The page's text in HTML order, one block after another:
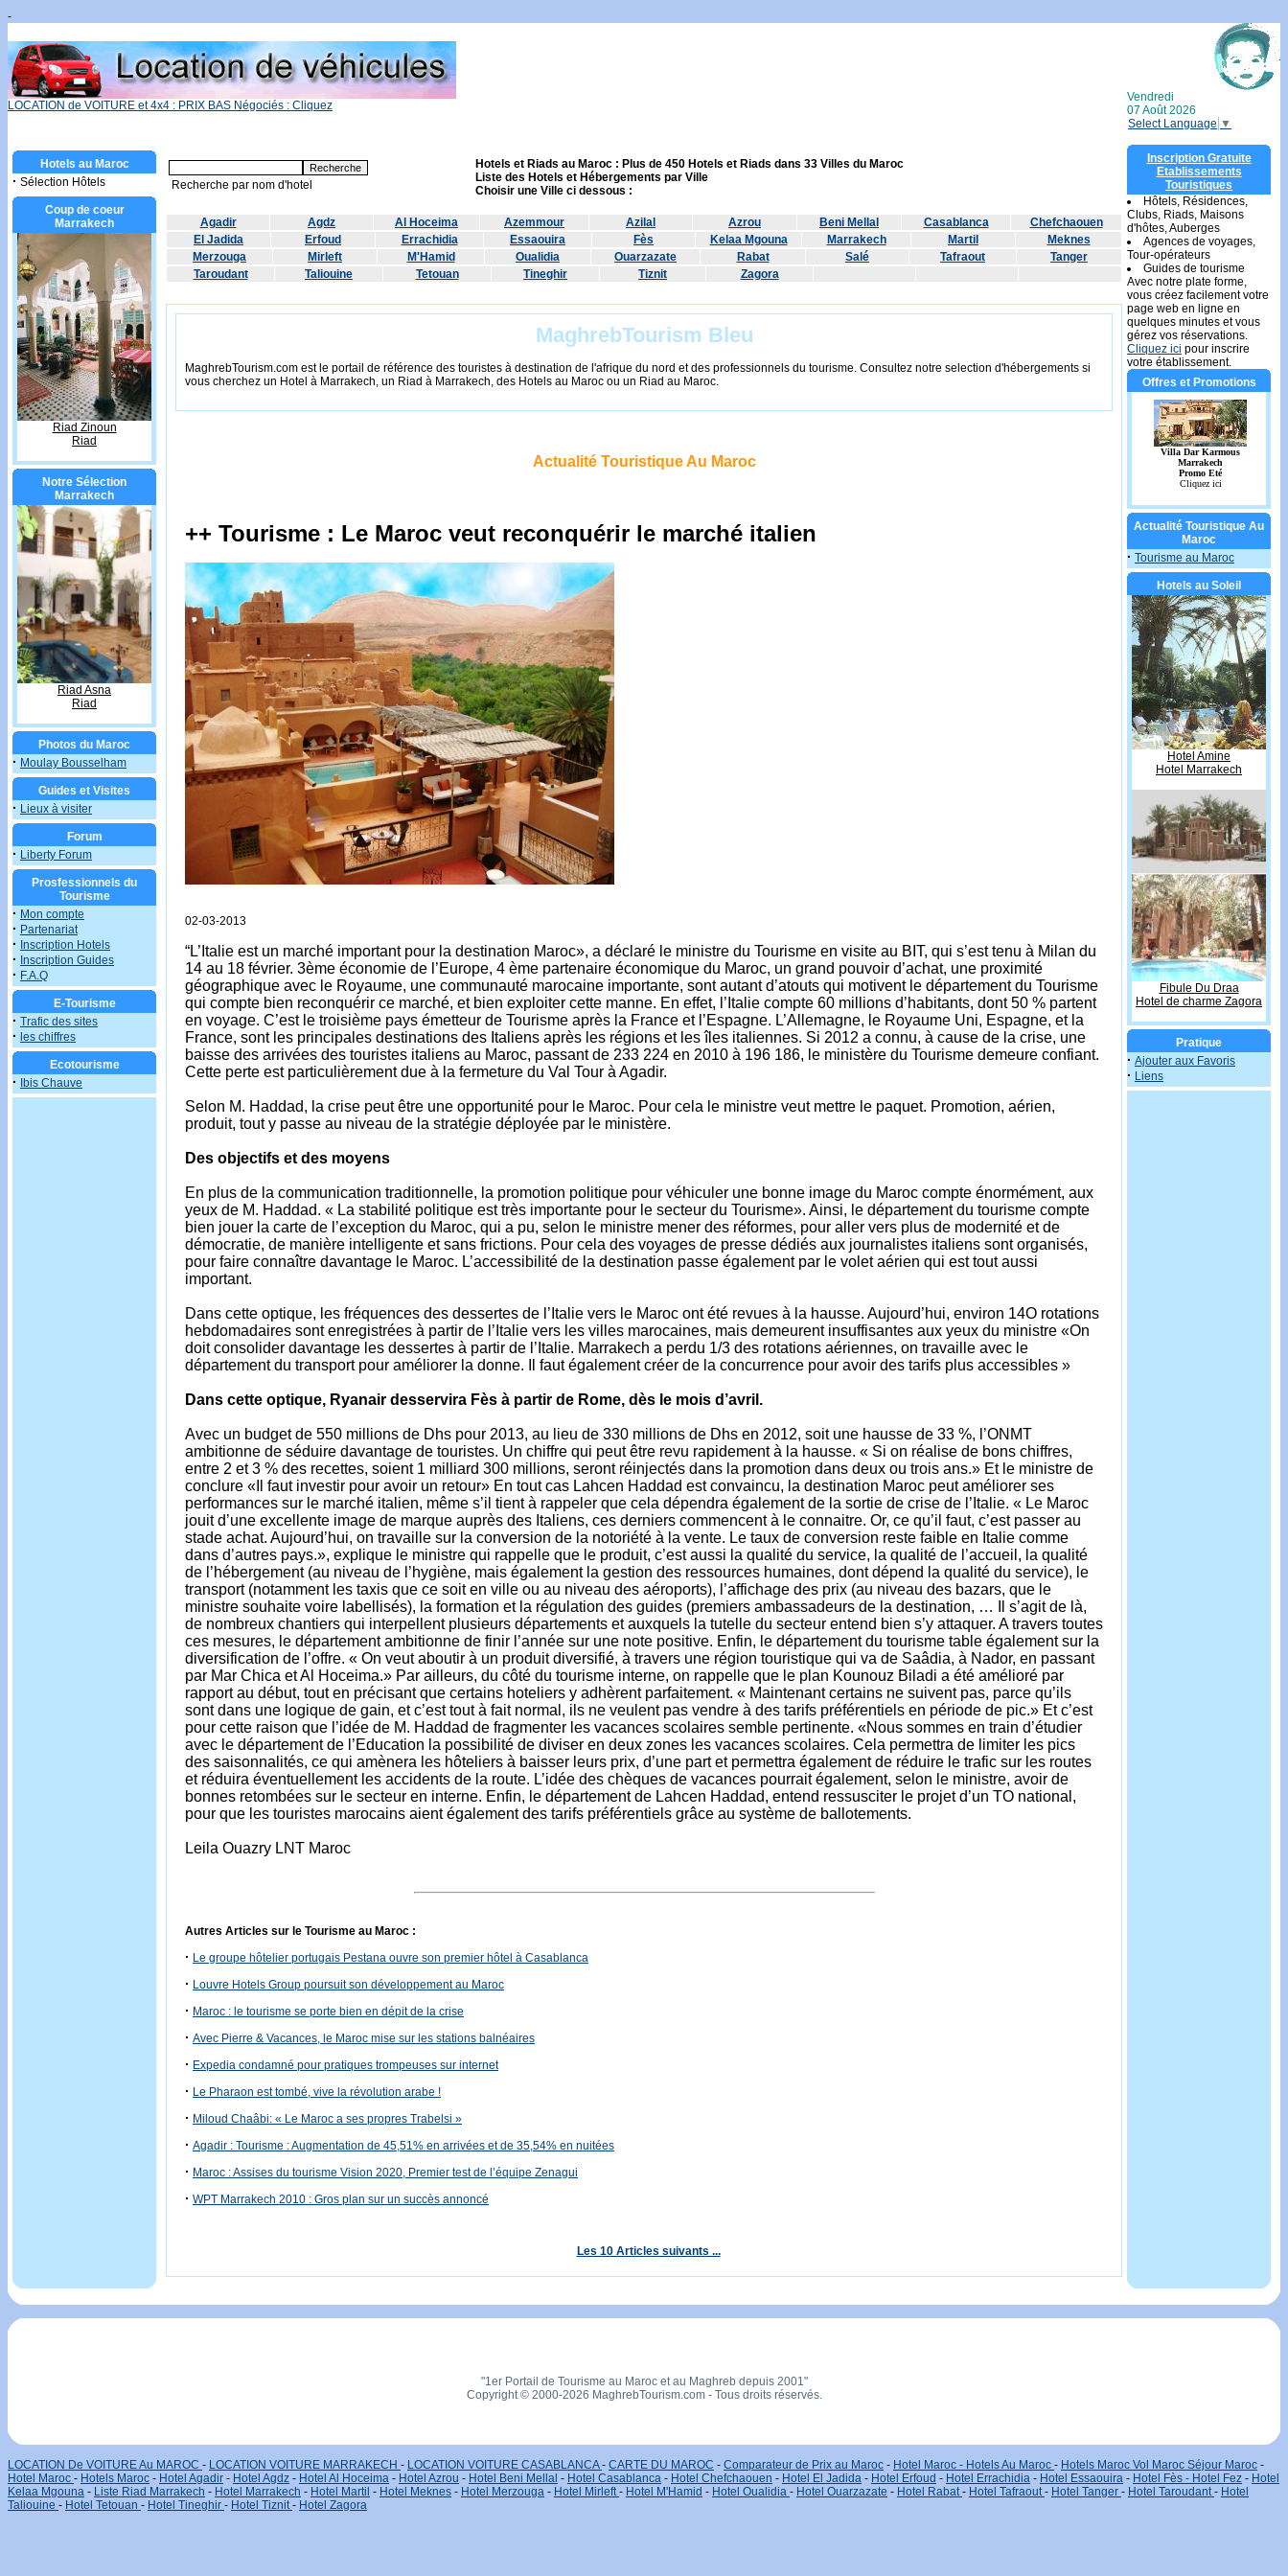
-
LOCATION de VOITURE et 4x4 : PRIX BAS Négociés : Cliquez
Vendredi
07 Août 2026
Select Language ▼
Hotels au Maroc
· Sélection Hôtels
Coup de coeur
Marrakech
Riad Zinoun
Riad
Notre Sélection
Marrakech
Riad Asna
Riad
Photos du Maroc
· Moulay Bousselham
Guides et Visites
· Lieux à visiter
Forum
· Liberty Forum
Prosfessionnels du
Tourisme
· Mon compte
· Partenariat
· Inscription Hotels
· Inscription Guides
· F.A.Q
E-Tourisme
· Trafic des sites
· les chiffres
Ecotourisme
· Ibis Chauve
Recherche par nom d'hotel
Hotels et Riads au Maroc : Plus de 450 Hotels et Riads dans 33 Villes du Maroc
Liste des Hotels et Hébergements par Ville
Choisir une Ville ci dessous :
Agadir Agdz Al Hoceima Azemmour Azilal Azrou Beni Mellal Casablanca
Chefchaouen
El Jadida
Erfoud Errachidia Essaouira Fès Kelaa Mgouna Marrakech Martil
Meknes
Merzouga
Mirleft M'Hamid Oualidia Ouarzazate Rabat Salé Tafraout
Tanger
Taroudant
Taliouine Tetouan Tineghir Tiznit Zagora
MaghrebTourism Bleu
MaghrebTourism.com est le portail de référence des touristes à destination de l'afrique du nord et des professionnels du tourisme. Consultez notre selection d'hébergements si
vous cherchez un Hotel à Marrakech, un Riad à Marrakech, des Hotels au Maroc ou un Riad au Maroc.
Actualité Touristique Au Maroc
++ Tourisme : Le Maroc veut reconquérir le marché italien
02-03-2013
“L’Italie est un marché important pour la destination Maroc», a déclaré le ministre du Tourisme en visite au BIT, qui s’est tenu à Milan du
14 au 18 février. 3ème économie de l’Europe, 4 ème partenaire économique du Maroc, un grand pouvoir d’achat, une proximité
géographique avec le Royaume, une communauté marocaine importante, sont autant d’atouts qui motivent le département du Tourisme
qui compte bien reconquérir ce marché, et bien exploiter cette manne. En effet, l’Italie compte 60 millions d’habitants, dont 50 % partent
en voyage. C’est le troisième pays émetteur de Tourisme après la France et l’Espagne. L’Allemagne, le Royaume Uni, Espagne, et la
France, sont les principales destinations des Italiens après les régions et les îles italiennes. Si 2012 a connu, à cause de la crise, une
baisse des arrivées des touristes italiens au Maroc, passant de 233 224 en 2010 à 196 186, le ministère du Tourisme demeure confiant.
Cette perte est particulièrement due à la fermeture du Val Tour à Agadir.
Selon M. Haddad, la crise peut être une opportunité pour le Maroc. Pour cela le ministre veut mettre le paquet. Promotion, aérien,
produit, tout y passe au niveau de la stratégie déployée par le ministère.
Des objectifs et des moyens
En plus de la communication traditionnelle, la promotion politique pour véhiculer une bonne image du Maroc compte énormément, aux
yeux de M. Haddad. « La stabilité politique est très importante pour le secteur du Tourisme». Ainsi, le département du tourisme compte
bien jouer la carte de l’exception du Maroc, qui a pu, selon le ministre mener des réformes, pour aller vers plus de modernité et de
démocratie, de manière intelligente et sans frictions. Pour cela des voyages de presse dédiés aux journalistes italiens sont organisés,
pour faire connaître davantage le Maroc. L’accessibilité de la destination passe également par le volet aérien qui est tout aussi
important.
Dans cette optique, les fréquences des dessertes de l’Italie vers le Maroc ont été revues à la hausse. Aujourd’hui, environ 14O rotations
hebdomadaires sont enregistrées à partir de l’Italie vers les villes marocaines, mais demeurent insuffisantes aux yeux du ministre «On
doit consolider davantage les dessertes à partir de l’Italie. Marrakech a perdu 1/3 des rotations aériennes, on travaille avec le
département du transport pour améliorer la donne. Il faut également créer de la concurrence pour avoir des tarifs plus accessibles »
Dans cette optique, Ryanair desservira Fès à partir de Rome, dès le mois d’avril.
Avec un budget de 550 millions de Dhs pour 2013, au lieu de 330 millions de Dhs en 2012, soit une hausse de 33 %, l’ONMT
ambitionne de séduire davantage de touristes. Un chiffre qui peut être revu rapidement à la hausse. « Si on réalise de bons chiffres,
entre 2 et 3 % des recettes, soient 1 milliard 300 millions, seront réinjectés dans la promotion dans deux ou trois ans.» Et le ministre de
conclure «Il faut investir pour avoir un retour» En tout cas Lahcen Haddad est convaincu, la destination Maroc peut améliorer ses
performances sur le marché italien, même s’il tient à rappeler que cela dépendra également de la sortie de crise de l’Italie. « Le Maroc
jouit d’une excellente image de marque auprès des Italiens, ces derniers commencent à le connaitre. Or, ce qu’il faut, c’est passer au
stade achat. Aujourd’hui, on travaille sur la conversion de la notoriété à la vente. Le taux de conversion reste faible en Italie comme
dans d’autres pays.», explique le ministre qui rappelle que le produit, c’est aussi la qualité du service, la qualité de l’accueil, la qualité
de l’hébergement (au niveau de l’hygiène, mais également la gestion des ressources humaines, dont dépend la qualité du service), le
transport (notamment les taxis que ce soit en ville ou au niveau des aéroports), l’affichage des prix (au niveau des bazars, que le
ministre souhaite voire labellisés), la formation et la régulation des guides (premiers ambassadeurs de la destination, … Il s’agit de là,
de nombreux chantiers qui interpellent plusieurs départements et auxquels la tutelle du secteur entend bien s’y attaquer. A travers toutes
ces mesures, le département ambitionne de finir l’année sur une note positive. Enfin, le département du tourisme table également sur la
diversification de l’offre. « On veut aboutir à un produit diversifié, à travers une région touristique qui va de Saâdia, à Nador, en passant
par Mar Chica et Al Hoceima.» Par ailleurs, du côté du tourisme interne, on rappelle que le plan Kounouz Biladi a été amélioré par
rapport au début, tout en précisant que certains hoteliers y adhèrent parfaitement. « Maintenant certains ne suivent pas, parce qu’ils
sont dans une logique de gain, et c’est tout à fait normal, ils ne veulent pas vendre à des tarifs préférentiels en période de pic.» Et c’est
pour cette raison que l’idée de M. Haddad de fragmenter les vacances scolaires semble pertinente. «Nous sommes en train d’étudier
avec le département de l’Education la possibilité de diviser en deux zones les vacances scolaires. Cela permettra de limiter les pics
des saisonnalités, ce qui amènera les hôteliers à baisser leurs prix, d’une part et permettra également de réduire le trafic sur les routes
et réduira éventuellement les accidents de la route. L’idée des chèques de vacances pourrait également, selon le ministre, avoir de
bonnes retombées sur le secteur en interne. Enfin, le département de Lahcen Haddad, entend ressusciter le projet d’un TO national,
pour que les touristes marocains aient également des tarifs préférentiels grâce au système de ballotements.
Leila Ouazry LNT Maroc
Autres Articles sur le Tourisme au Maroc :
· Le groupe hôtelier portugais Pestana ouvre son premier hôtel à Casablanca
· Louvre Hotels Group poursuit son développement au Maroc
· Maroc : le tourisme se porte bien en dépit de la crise
· Avec Pierre & Vacances, le Maroc mise sur les stations balnéaires
· Expedia condamné pour pratiques trompeuses sur internet
· Le Pharaon est tombé, vive la révolution arabe !
· Miloud Chaâbi: « Le Maroc a ses propres Trabelsi »
· Agadir : Tourisme : Augmentation de 45,51% en arrivées et de 35,54% en nuitées
· Maroc : Assises du tourisme Vision 2020, Premier test de l’équipe Zenagui
· WPT Marrakech 2010 : Gros plan sur un succès annoncé
Les 10 Articles suivants ...
Inscription Gratuite
Etablissements
Touristiques
Hôtels, Résidences,
Clubs, Riads, Maisons
d'hôtes, Auberges
Agences de voyages,
Tour-opérateurs
Guides de tourisme
Avec notre plate forme,
vous créez facilement votre
page web en ligne en
quelques minutes et vous
gérez vos réservations.
Cliquez ici pour inscrire
votre établissement.
Offres et Promotions
Actualité Touristique Au
Maroc
· Tourisme au Maroc
Hotels au Soleil
Hotel Amine
Hotel Marrakech
Fibule Du Draa
Hotel de charme Zagora
Pratique
· Ajouter aux Favoris
· Liens
"1er Portail de Tourisme au Maroc et au Maghreb depuis 2001"
Copyright © 2000-2026 MaghrebTourism.com - Tous droits réservés.
LOCATION De VOITURE Au MAROC - LOCATION VOITURE MARRAKECH - LOCATION VOITURE CASABLANCA- CARTE DU MAROC - Comparateur de Prix au Maroc - Hotel Maroc - Hotels Au Maroc - Hotels Maroc Vol Maroc Séjour Maroc -
Hotel Maroc - Hotels Maroc - Hotel Agadir - Hotel Agdz - Hotel Al Hoceima - Hotel Azrou - Hotel Beni Mellal - Hotel Casablanca - Hotel Chefchaouen - Hotel El Jadida - Hotel Erfoud - Hotel Errachidia - Hotel Essaouira - Hotel Fès - Hotel Fez - Hotel
Kelaa Mgouna - Liste Riad Marrakech - Hotel Marrakech - Hotel Martil - Hotel Meknes - Hotel Merzouga - Hotel Mirleft- Hotel M'Hamid - Hotel Oualidia - Hotel Ouarzazate - Hotel Rabat- Hotel Tafraout- Hotel Tanger - Hotel Taroudant- Hotel
Taliouine - Hotel Tetouan - Hotel Tineghir - Hotel Tiznit- Hotel Zagora